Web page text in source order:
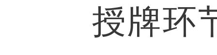
授牌环节